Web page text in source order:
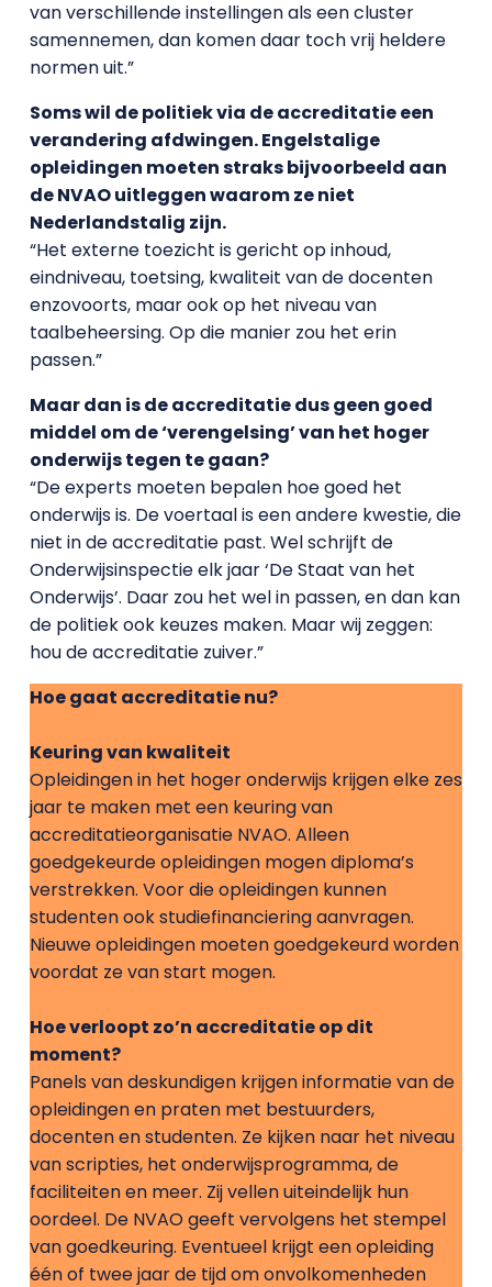
van verschillende instellingen als een cluster
samennemen, dan komen daar toch vrij heldere
normen uit.”
Soms wil de politiek via de accreditatie een
verandering afdwingen. Engelstalige
opleidingen moeten straks bijvoorbeeld aan
de NVAO uitleggen waarom ze niet
Nederlandstalig zijn.
“Het externe toezicht is gericht op inhoud,
eindniveau, toetsing, kwaliteit van de docenten
enzovoorts, maar ook op het niveau van
taalbeheersing. Op die manier zou het erin
passen.”
Maar dan is de accreditatie dus geen goed
middel om de ‘verengelsing’ van het hoger
onderwijs tegen te gaan?
“De experts moeten bepalen hoe goed het
onderwijs is. De voertaal is een andere kwestie, die
niet in de accreditatie past. Wel schrijft de
Onderwijsinspectie elk jaar ‘De Staat van het
Onderwijs’. Daar zou het wel in passen, en dan kan
de politiek ook keuzes maken. Maar wij zeggen:
hou de accreditatie zuiver.”
Hoe gaat accreditatie nu?
Keuring van kwaliteit
Opleidingen in het hoger onderwijs krijgen elke zes
jaar te maken met een keuring van
accreditatieorganisatie NVAO. Alleen
goedgekeurde opleidingen mogen diploma’s
verstrekken. Voor die opleidingen kunnen
studenten ook studiefinanciering aanvragen.
Nieuwe opleidingen moeten goedgekeurd worden
voordat ze van start mogen.
Hoe verloopt zo’n accreditatie op dit
moment?
Panels van deskundigen krijgen informatie van de
opleidingen en praten met bestuurders,
docenten en studenten. Ze kijken naar het niveau
van scripties, het onderwijsprogramma, de
faciliteiten en meer. Zij vellen uiteindelijk hun
oordeel. De NVAO geeft vervolgens het stempel
van goedkeuring. Eventueel krijgt een opleiding
één of twee jaar de tijd om onvolkomenheden